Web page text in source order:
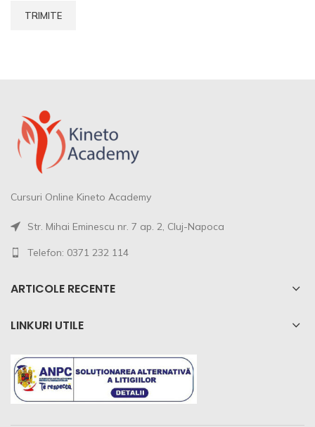
Cursuri Online Kineto Academy
Str. Mihai Eminescu nr. 7 ap. 2, Cluj-Napoca
Telefon: 0371 232 114
ARTICOLE RECENTE
LINKURI UTILE